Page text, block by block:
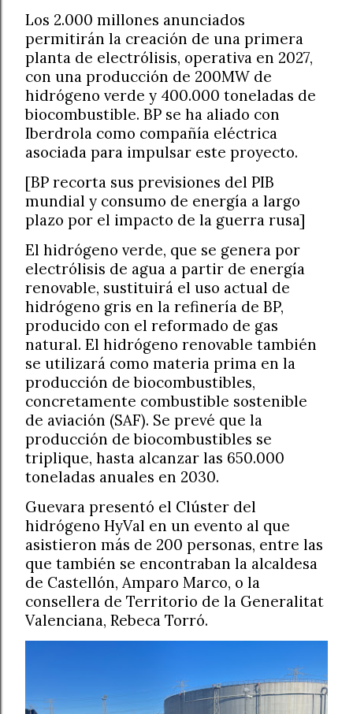
Los 2.000 millones anunciados
permitirán la creación de una primera
planta de electrólisis, operativa en 2027,
con una producción de 200MW de
hidrógeno verde y 400.000 toneladas de
biocombustible. BP se ha aliado con
Iberdrola como compañía eléctrica
asociada para impulsar este proyecto.
[BP recorta sus previsiones del PIB
mundial y consumo de energía a largo
plazo por el impacto de la guerra rusa]
El hidrógeno verde, que se genera por
electrólisis de agua a partir de energía
renovable, sustituirá el uso actual de
hidrógeno gris en la refinería de BP,
producido con el reformado de gas
natural. El hidrógeno renovable también
se utilizará como materia prima en la
producción de biocombustibles,
concretamente combustible sostenible
de aviación (SAF). Se prevé que la
producción de biocombustibles se
triplique, hasta alcanzar las 650.000
toneladas anuales en 2030.
Guevara presentó el Clúster del
hidrógeno HyVal en un evento al que
asistieron más de 200 personas, entre las
que también se encontraban la alcaldesa
de Castellón, Amparo Marco, o la
consellera de Territorio de la Generalitat
Valenciana, Rebeca Torró.